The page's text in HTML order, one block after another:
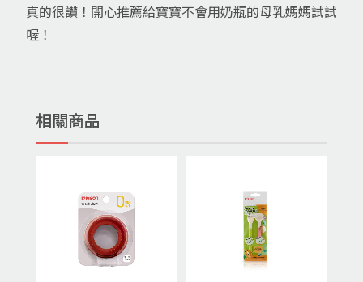
真的很讚！開心推薦給寶寶不會用奶瓶的母乳媽媽試試
喔！
相關商品